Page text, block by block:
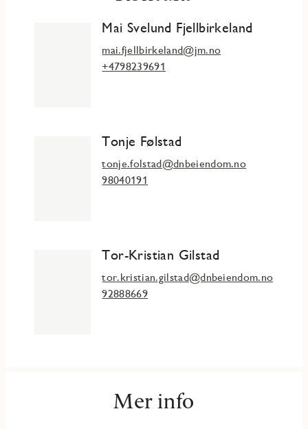
Mai Svelund Fjellbirkeland
mai.fjellbirkeland@jm.no
+4798239691
Tonje Følstad
tonje.folstad@dnbeiendom.no
98040191
Tor-Kristian Gilstad
tor.kristian.gilstad@dnbeiendom.no
92888669
Mer info